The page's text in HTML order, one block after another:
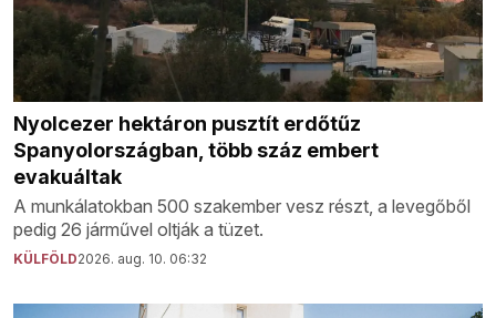
Nyolcezer hektáron pusztít erdőtűz
Spanyolországban, több száz embert
evakuáltak
A munkálatokban 500 szakember vesz részt, a levegőből
pedig 26 járművel oltják a tüzet.
KÜLFÖLD2026. aug. 10. 06:32